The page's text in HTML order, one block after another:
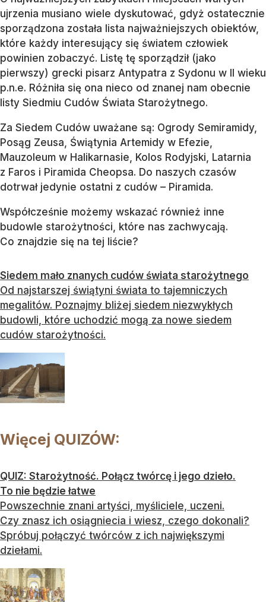
ujrzenia musiano wiele dyskutować, gdyż ostatecznie
sporządzona została lista najważniejszych obiektów,
które każdy interesujący się światem człowiek
powinien zobaczyć. Listę tę sporządził (jako
pierwszy) grecki pisarz Antypatra z Sydonu w II wieku
p.n.e. Różniła się ona nieco od znanej nam obecnie
listy Siedmiu Cudów Świata Starożytnego.
Za Siedem Cudów uważane są: Ogrody Semiramidy,
Posąg Zeusa, Świątynia Artemidy w Efezie,
Mauzoleum w Halikarnasie, Kolos Rodyjski, Latarnia
z Faros i Piramida Cheopsa. Do naszych czasów
dotrwał jedynie ostatni z cudów – Piramida.
Współcześnie możemy wskazać również inne
budowle starożytności, które nas zachwycają.
Co znajdzie się na tej liście?
Siedem mało znanych cudów świata starożytnego
Od najstarszej świątyni świata to tajemniczych
megalitów. Poznajmy bliżej siedem niezwykłych
budowli, które uchodzić mogą za nowe siedem
cudów starożytności.
Więcej QUIZÓW:
QUIZ: Starożytność. Połącz twórcę i jego dzieło.
To nie będzie łatwe
Powszechnie znani artyści, myśliciele, uczeni.
Czy znasz ich osiągniecia i wiesz, czego dokonali?
Spróbuj połączyć twórców z ich największymi
dziełami.